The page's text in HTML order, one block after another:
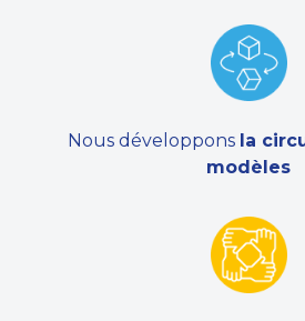
Nous développons la
modèles